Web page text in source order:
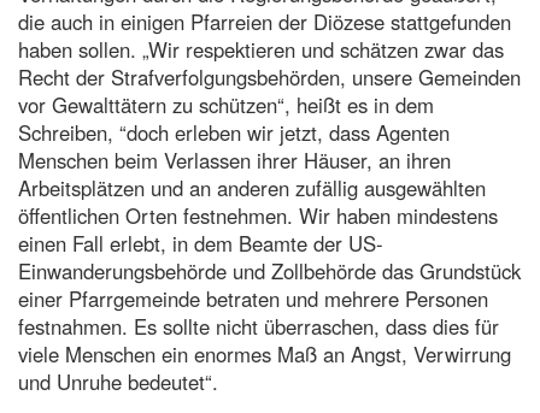
die auch in einigen Pfarreien der Diözese stattgefunden
haben sollen. „Wir respektieren und schätzen zwar das
Recht der Strafverfolgungsbehörden, unsere Gemeinden
vor Gewalttätern zu schützen“, heißt es in dem
Schreiben, “doch erleben wir jetzt, dass Agenten
Menschen beim Verlassen ihrer Häuser, an ihren
Arbeitsplätzen und an anderen zufällig ausgewählten
öffentlichen Orten festnehmen. Wir haben mindestens
einen Fall erlebt, in dem Beamte der US-
Einwanderungsbehörde und Zollbehörde das Grundstück
einer Pfarrgemeinde betraten und mehrere Personen
festnahmen. Es sollte nicht überraschen, dass dies für
viele Menschen ein enormes Maß an Angst, Verwirrung
und Unruhe bedeutet“.